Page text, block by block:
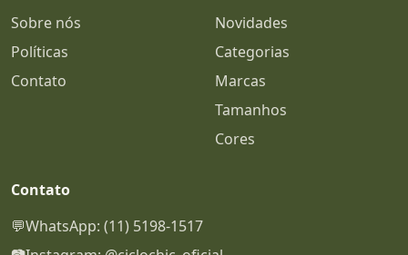
Sobre nós
Políticas
Contato
Novidades
Categorias
Marcas
Tamanhos
Cores
Contato
💬WhatsApp: (11) 5198-1517